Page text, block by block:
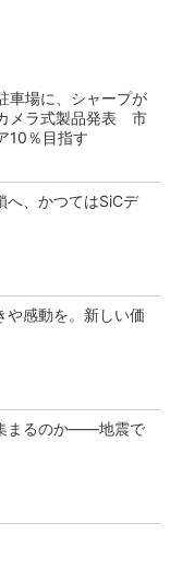
車場に、シャープが
メラ式製品発表 市
10％目指す
へ、かつてはSiCデ
や感動を。新しい価
まるのか――地震で